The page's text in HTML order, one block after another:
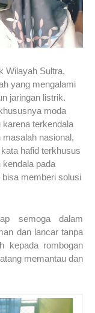
Wilayah Sultra,
yang mengalami
jaringan listrik.
moda
karena terkendala
nasional,
hafid terkhusus
pada
memberi solusi
semoga dalam
dan lancar tanpa
kepada rombogan
memantau dan